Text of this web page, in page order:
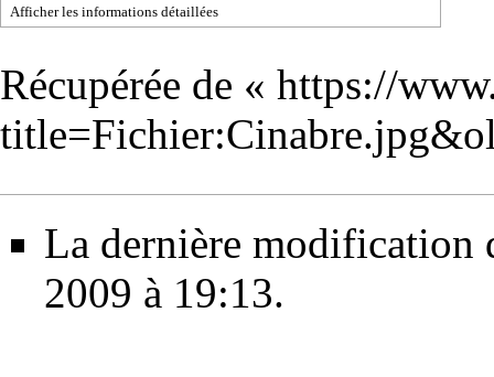
Afficher les informations détaillées
Récupérée de « https://
La dernière modification
2009 à 19:13.